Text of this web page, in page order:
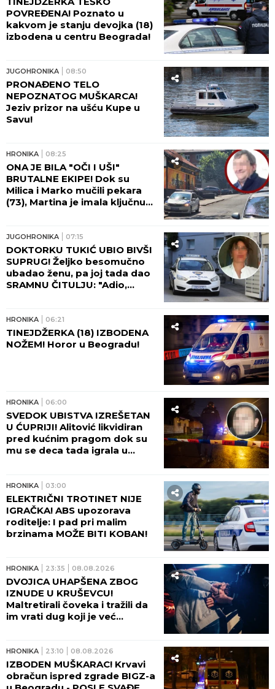
sa ZGODNIM SINOVIMA, porodična
fotografija ZAPALILA Instagram: Ovo
je prizor kakav se RETKO viđa!
Ana Nikolić šokirala: Otkrila kako je
zatvorenih vrata!
Sijena Miler rodila dvoje dece 15 godina mlađem,
pa otkrila ono o ČEMU JE ĆUTALA MESECIMA:
Jednom fotografijom stavila tačku na nagađanja
Ana Radulović prebolela Mirčeta,
otkrila koliko ju je NOVI MUŠKARAC
OBORIO S NOGU: "Nikad pre nisam
bila ovako zaljubljena"
by Aklamator
BORČE! Otišao po drva, pa
potonuo u mulj!
POVREĐENA! Poznato u
kakvom je stanju devojka (18)
izbodena u centru Beograda!
NEPOZNATOG MUŠKARCA!
Jeziv prizor na ušću Kupe u
Savu!
BRUTALNE EKIPE! Dok su
Milica i Marko mučili pekara
(73), Martina je imala ključnu